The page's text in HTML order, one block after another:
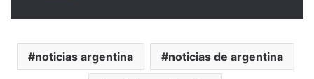
noticias argentina noticias de argentina